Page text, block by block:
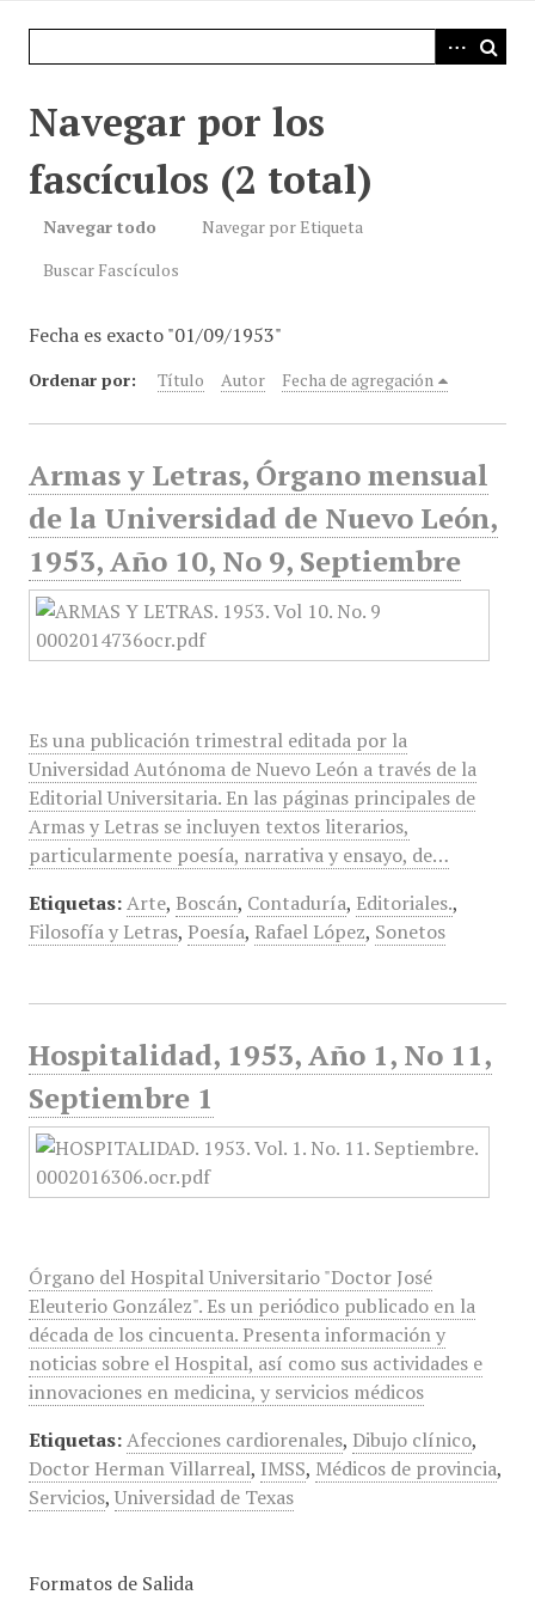
Navegar por los
fascículos (2 total)
Navegar todo
Navegar por Etiqueta
Buscar Fascículos
Fecha es exacto "01/09/1953"
Ordenar por: Título Autor Fecha de agregación
Armas y Letras, Órgano mensual
de la Universidad de Nuevo León,
1953, Año 10, No 9, Septiembre
Es una publicación trimestral editada por la
Universidad Autónoma de Nuevo León a través de la
Editorial Universitaria. En las páginas principales de
Armas y Letras se incluyen textos literarios,
particularmente poesía, narrativa y ensayo, de…
Etiquetas: Arte, Boscán, Contaduría, Editoriales.,
Filosofía y Letras, Poesía, Rafael López, Sonetos
Hospitalidad, 1953, Año 1, No 11,
Septiembre 1
Órgano del Hospital Universitario "Doctor José
Eleuterio González". Es un periódico publicado en la
década de los cincuenta. Presenta información y
noticias sobre el Hospital, así como sus actividades e
innovaciones en medicina, y servicios médicos
Etiquetas: Afecciones cardiorenales, Dibujo clínico,
Doctor Herman Villarreal, IMSS, Médicos de provincia,
Servicios, Universidad de Texas
Formatos de Salida